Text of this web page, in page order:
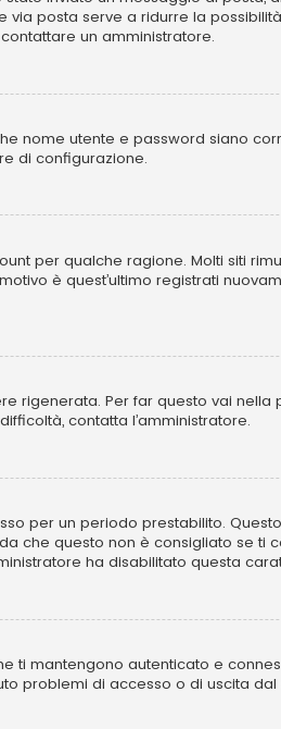
via posta serve a ridurre la
un amministratore.
nome utente e password siano
di configurazione.
per qualche ragione. Molti siti
è quest’ultimo registrati
rigenerata. Per far questo vai nella
contatta l’amministratore.
per un periodo prestabilito.
che questo non è consigliato se ti
ha disabilitato questa
ti mantengono autenticato e
problemi di accesso o di uscita